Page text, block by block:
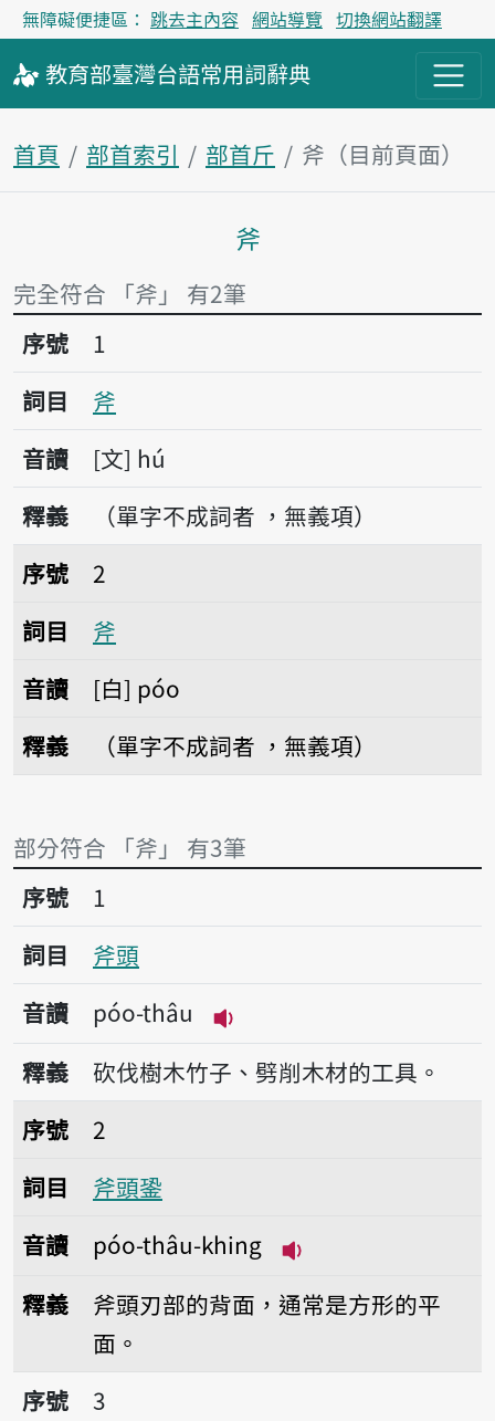
無障礙便捷區： 跳去主內容 網站導覽 切換網站翻譯
教育部臺灣台語常用詞辭典
首頁 部首索引 部首斤 斧（目前頁面）
主內容區塊
斧
完全符合 「斧」 有2筆
序號1斧
序號
1
詞目
斧
音讀
文 hú
釋義
（單字不成詞者 ，無義項）
序號2斧
序號
2
詞目
斧
音讀
白 póo
釋義
（單字不成詞者 ，無義項）
部分符合 「斧」 有3筆
序號1斧頭
序號
1
詞目
斧頭
音讀
póo-thâu
播放音讀póo-thâu
釋義
砍伐樹木竹子、劈削木材的工具。
序號2斧頭銎
序號
2
詞目
斧頭銎
音讀
póo-thâu-khing
釋義
斧頭刃部的背面，通常是方形的平
面。
序號3斧頭櫼仔
序號
3